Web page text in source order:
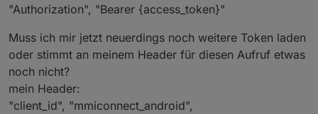
"Authorization", "Bearer {access_token}"
Muss ich mir jetzt neuerdings noch weitere Token laden
oder stimmt an meinem Header für diesen Aufruf etwas
noch nicht?
mein Header:
"client_id", "mmiconnect_android",